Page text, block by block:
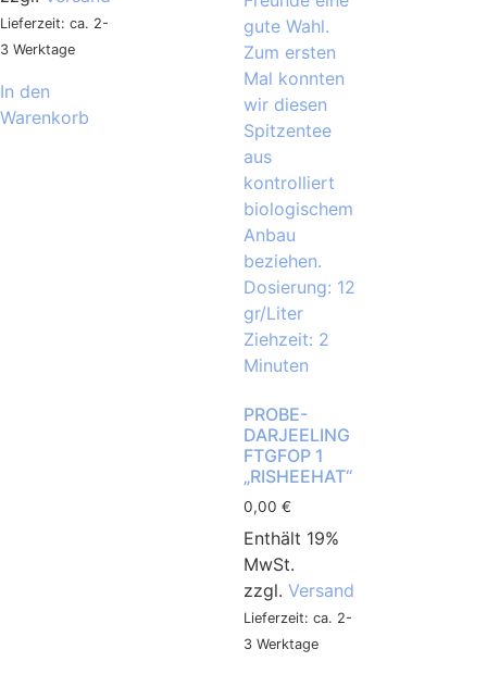
Lieferzeit: ca. 2-
3 Werktage
In den
Warenkorb
PROBE-
DARJEELING
FTGFOP 1
„RISHEEHAT“
0,00 €
Enthält 19%
MwSt.
zzgl. Versand
Lieferzeit: ca. 2-
3 Werktage